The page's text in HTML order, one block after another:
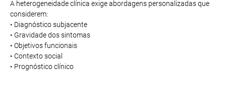
A heterogeneidade clínica exige abordagens personalizadas que
considerem:
• Diagnóstico subjacente
• Gravidade dos sintomas
• Objetivos funcionais
• Contexto social
• Prognóstico clínico